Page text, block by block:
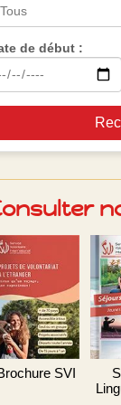
de début :
SVI